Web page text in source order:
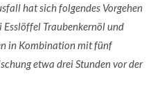
hat sich folgendes Vorgehen
Traubenkernöl und
in Kombination mit fünf
etwa drei Stunden vor der